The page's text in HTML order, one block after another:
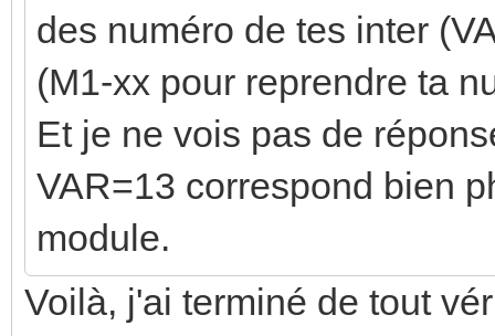
des numéro de tes inter
(M1-xx pour reprendre ta
Et je ne vois pas de
VAR=13 correspond bien
module.
Voilà, j'ai terminé de tout